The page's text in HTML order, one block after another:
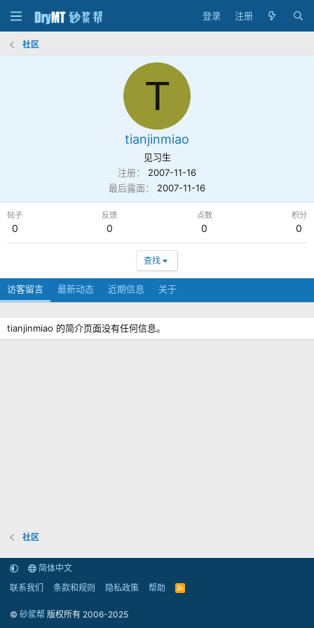
登录 注册
社区
T
tianjinmiao
见习生
注册
2007-11-16
最后露面
2007-11-16
帖子
0
反馈
0
点数
0
积分
0
查找
访客留言 最新动态 近期信息 关于
tianjinmiao 的简介页面没有任何信息。
社区
简体中文
联系我们
条款和规则 隐私政策 帮助
R
© 砂浆帮 版权所有 2006-2025